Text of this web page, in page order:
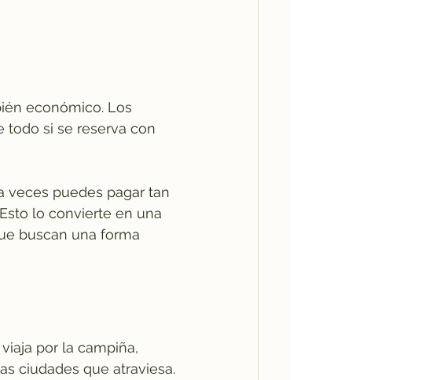
económico. Los
todo si se reserva con
veces puedes pagar tan
lo convierte en una
buscan una forma
por la campiña,
ciudades que atraviesa.